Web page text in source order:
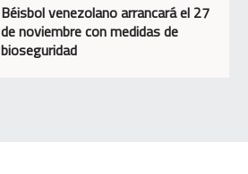
Béisbol venezolano arrancará el 27
de noviembre con medidas de
bioseguridad